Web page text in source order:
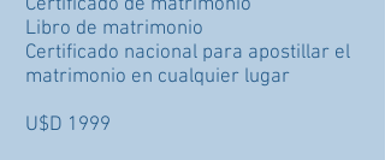
Certificado de matrimonio
Libro de matrimonio
Certificado nacional para apostillar el
matrimonio en cualquier lugar
U$D 1999